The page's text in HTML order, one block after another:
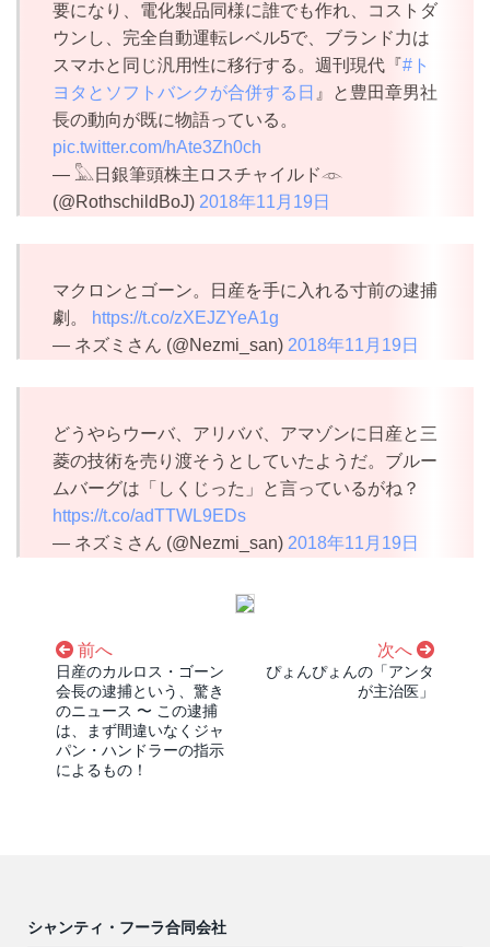
要になり、電化製品同様に誰でも作れ、コストダ
ウンし、完全自動運転レベル5で、ブランド力は
スマホと同じ汎用性に移行する。週刊現代『#ト
ヨタとソフトバンクが合併する日 』と豊田章男社
長の動向が既に物語っている。
pic.twitter.com/hAte3Zh0ch
— 𓅓日銀筆頭株主ロスチャイルド𓁹
(@RothschildBoJ) 2018年11月19日
マクロンとゴーン。日産を手に入れる寸前の逮捕
劇。
https://t.co/zXEJZYeA1g
— ネズミさん (@Nezmi_san) 2018年11月19日
どうやらウーバ、アリババ、アマゾンに日産と三
菱の技術を売り渡そうとしていたようだ。ブルー
ムバーグは「しくじった」と言っているがね？
https://t.co/adTTWL9EDs
— ネズミさん (@Nezmi_san) 2018年11月19日
前へ
日産のカルロス・ゴーン
会長の逮捕という、驚き
のニュース 〜 この逮捕
は、まず間違いなくジャ
パン・ハンドラーの指示
によるもの！
次へ
ぴょんぴょんの「アンタ
が主治医」
シャンティ・フーラ合同会社